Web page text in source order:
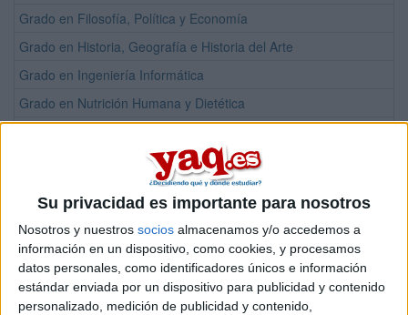
Su privacidad es importante para nosotros
Nosotros y nuestros socios almacenamos y/o accedemos a
información en un dispositivo, como cookies, y procesamos
datos personales, como identificadores únicos e información
estándar enviada por un dispositivo para publicidad y contenido
personalizado, medición de publicidad y contenido,
Grado en Filosofía, Política y Economía
Grado en Historia, Geografía e Historia del Arte
Grado en Ingeniería Informática
Grado en Nutrición Humana y Dietética
Doble Grado en Criminología + Ciencias de la Seguridad
Doble Grado en Derecho + Administración y Dirección de
Doble Grado en Derecho + Criminología
Doble Grado en Educación Primaria + Educación Infantil
Doble Grado en Psicología + Criminología